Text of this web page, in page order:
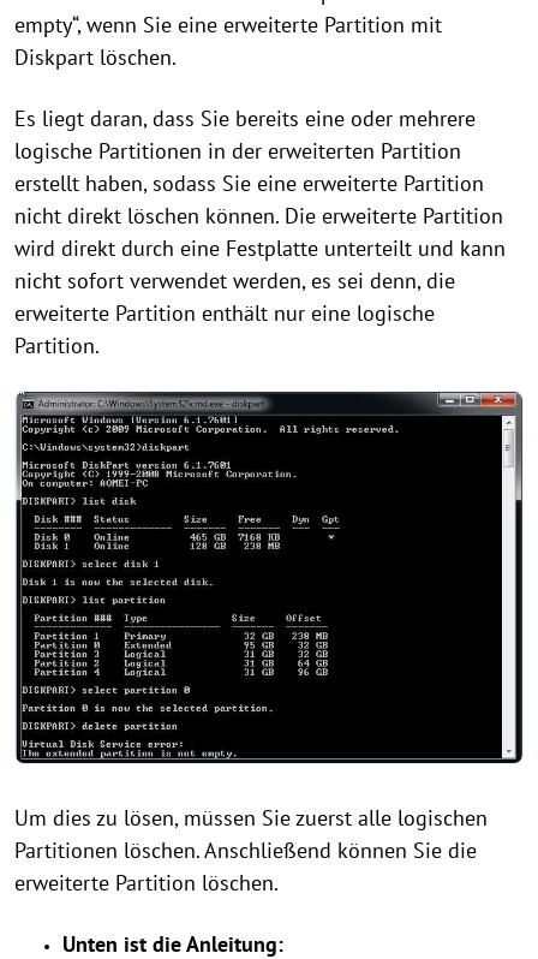
empty“, wenn Sie eine erweiterte Partition mit
Diskpart löschen.
Es liegt daran, dass Sie bereits eine oder mehrere
logische Partitionen in der erweiterten Partition
erstellt haben, sodass Sie eine erweiterte Partition
nicht direkt löschen können. Die erweiterte Partition
wird direkt durch eine Festplatte unterteilt und kann
nicht sofort verwendet werden, es sei denn, die
erweiterte Partition enthält nur eine logische
Partition.
Um dies zu lösen, müssen Sie zuerst alle logischen
Partitionen löschen. Anschließend können Sie die
erweiterte Partition löschen.
Unten ist die Anleitung: